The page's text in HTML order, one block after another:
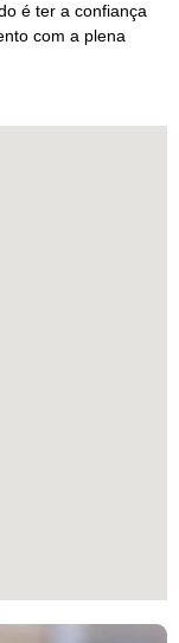
é ter a confiança
com a plena